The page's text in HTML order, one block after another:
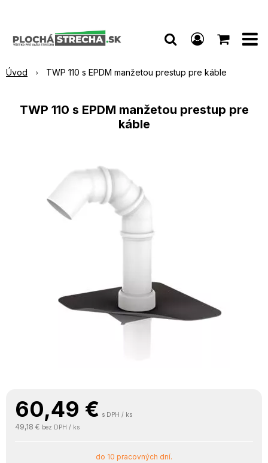
Úvod TWP 110 s EPDM manžetou prestup pre káble
TWP 110 s EPDM manžetou prestup pre
káble
60,49 € s DPH / ks
49,18 € bez DPH / ks
do 10 pracovných dní.